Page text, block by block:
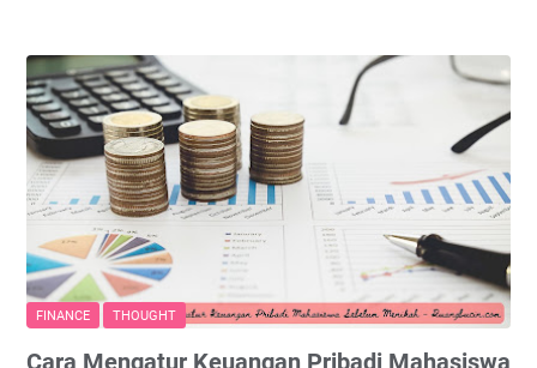
a
n
g
S
u
a
M
I
s
t
r
i
K
e
p
a
d
a
FINANCE THOUGHT
Cara Mengatur Keuangan Pribadi Mahasiswa